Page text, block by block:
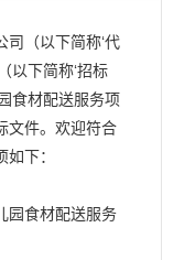
司（以下简称‘代
以下简称‘招标
食材配送服务项
文件。欢迎符合
下：
园食材配送服务